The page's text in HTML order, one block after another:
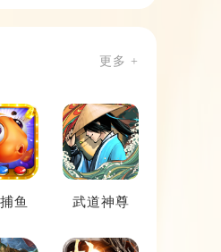
更多 +
鱼 武道神尊